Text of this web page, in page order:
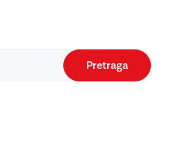
Pretraga